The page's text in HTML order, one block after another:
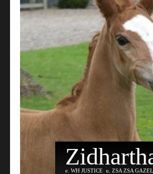
e . WH JUSTICE u . ZSA ZSA